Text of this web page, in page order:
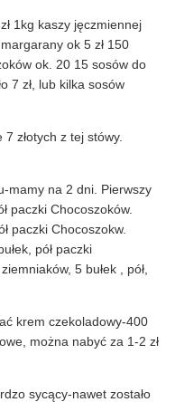
1kg kaszy jęczmiennej
ok 5 zł 150
ok. 20 15 sosów do
7 zł, lub kilka sosów
7 złotych z tej stówy.
mamy na 2 dni. Pierwszy
paczki Chocoszoków.
paczki Chocoszokw.
pół paczki
5 bułek , pół,
krem czekoladowy-400
można nabyć za 1-2 zł
sycący-nawet zostało